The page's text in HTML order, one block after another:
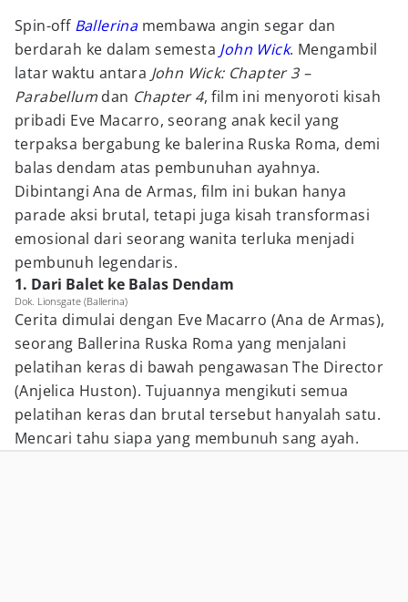
Spin-off Ballerinamembawa angin segar dan
berdarah ke dalam semesta John Wick. Mengambil
latar waktu antara John Wick: Chapter 3 –
Parabellum dan Chapter 4, film ini menyoroti kisah
pribadi Eve Macarro, seorang anak kecil yang
terpaksa bergabung ke balerina Ruska Roma, demi
balas dendam atas pembunuhan ayahnya.
Dibintangi Ana de Armas, film ini bukan hanya
parade aksi brutal, tetapi juga kisah transformasi
emosional dari seorang wanita terluka menjadi
pembunuh legendaris.
1. Dari Balet ke Balas Dendam
Dok. Lionsgate (Ballerina)
Cerita dimulai dengan Eve Macarro (Ana de Armas),
seorang Ballerina Ruska Roma yang menjalani
pelatihan keras di bawah pengawasan The Director
(Anjelica Huston). Tujuannya mengikuti semua
pelatihan keras dan brutal tersebut hanyalah satu.
Mencari tahu siapa yang membunuh sang ayah.